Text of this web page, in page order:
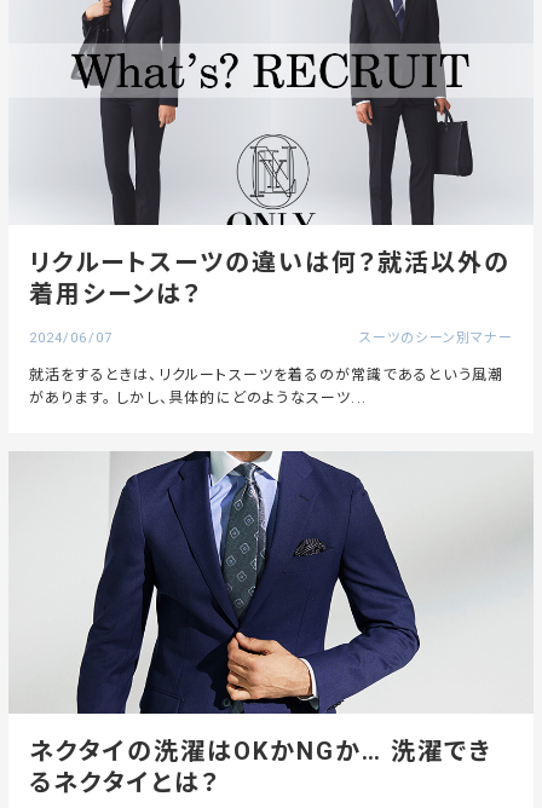
リクルートスーツの違いは何？就活以外の
着用シーンは？
2024/06/07 スーツのシーン別マナー
就活をするときは、リクルートスーツを着るのが常識であるという風潮
があります。 しかし、具体的にどのようなスーツ...
ネクタイの洗濯はOKかNGか… 洗濯でき
るネクタイとは？